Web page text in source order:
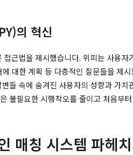
의 혁신
접근법을 제시했습니다. 위피는 사용
대한 계획 등 다층적인 질문들을 제
들 속에 숨겨진 사용자의 성향과 가
불필요한 시행착오를 줄이고 처음부
매칭 시스템 파헤